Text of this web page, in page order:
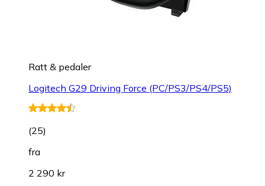
Ratt & pedaler
Logitech G29 Driving Force (PC/PS3/PS4/PS5)
(25)
fra
2 290 kr